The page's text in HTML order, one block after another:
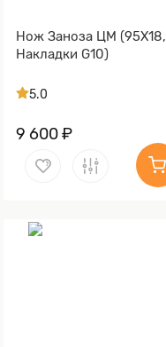
Нож Заноза ЦМ (95Х18,
Накладки G10)
5.0
9 600 ₽